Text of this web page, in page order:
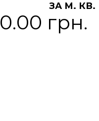
ЗА М. КВ.
0.00 грн.